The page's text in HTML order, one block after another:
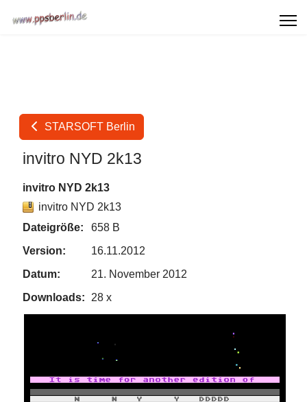
STARSOFT Berlin
invitro NYD 2k13
invitro NYD 2k13
invitro NYD 2k13
Dateigröße:
658 B
Version:
16.11.2012
Datum:
21. November 2012
Downloads:
28 x